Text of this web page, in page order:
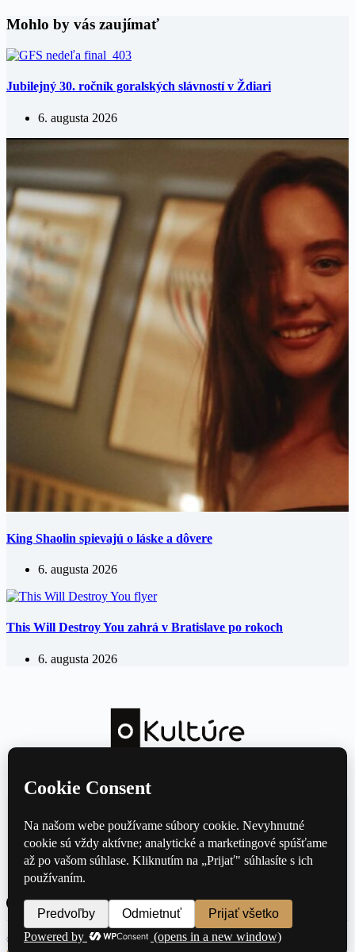
Mohlo by vás zaujímať
Jubilejný 30. ročník goralských slávností v Ždiari
6. augusta 2026
King Shaolin spievajú o láske a dôvere
6. augusta 2026
This Will Destroy You zahrá v Bratislave po rokoch
6. augusta 2026
Divadlo
Film
Hudba
Knihy
Kontakt
© 2026 oKulture.sk — Všetky práva vyhradené ·Ochrana osobných